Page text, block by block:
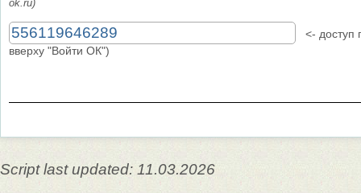
ok.ru)
<- доступ
вверху "Войти ОК")
Script last updated: 11.03.2026